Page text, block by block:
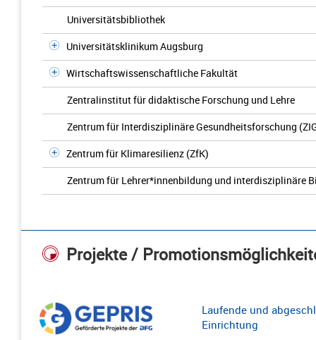
Universitätsbibliothek
Universitätsklinikum Augsburg
Wirtschaftswissenschaftliche Fakultät
Zentralinstitut für didaktische Forschung und Lehre
Zentrum für Interdisziplinäre Gesundheitsforschung
Zentrum für Klimaresilienz (ZfK)
Zentrum für Lehrer*innenbildung und interdisziplinäre
Projekte /
Laufende und
Einrichtung